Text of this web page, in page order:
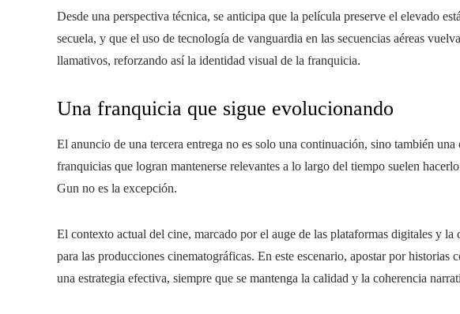
Desde una perspectiva técnica, se anticipa que la película preserve el elevado
secuela, y que el uso de tecnología de vanguardia en las secuencias aéreas
llamativos, reforzando así la identidad visual de la franquicia.
Una franquicia que sigue evolucionando
El anuncio de una tercera entrega no es solo una continuación, sino también
franquicias que logran mantenerse relevantes a lo largo del tiempo suelen
Gun no es la excepción.
El contexto actual del cine, marcado por el auge de las plataformas digitales y la
para las producciones cinematográficas. En este escenario, apostar por historias
una estrategia efectiva, siempre que se mantenga la calidad y la coherencia